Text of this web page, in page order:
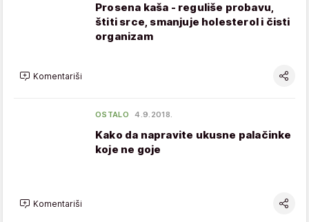
Prosena kaša - reguliše probavu,
štiti srce, smanjuje holesterol i čisti
organizam
Komentariši
OSTALO 4.9.2018.
Kako da napravite ukusne palačinke
koje ne goje
Komentariši